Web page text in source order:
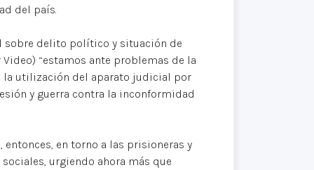
del país.
sobre delito político y situación de
“estamos ante problemas de la
la utilización del aparato judicial por
y guerra contra la inconformidad
en torno a las prisioneras y
urgiendo ahora más que